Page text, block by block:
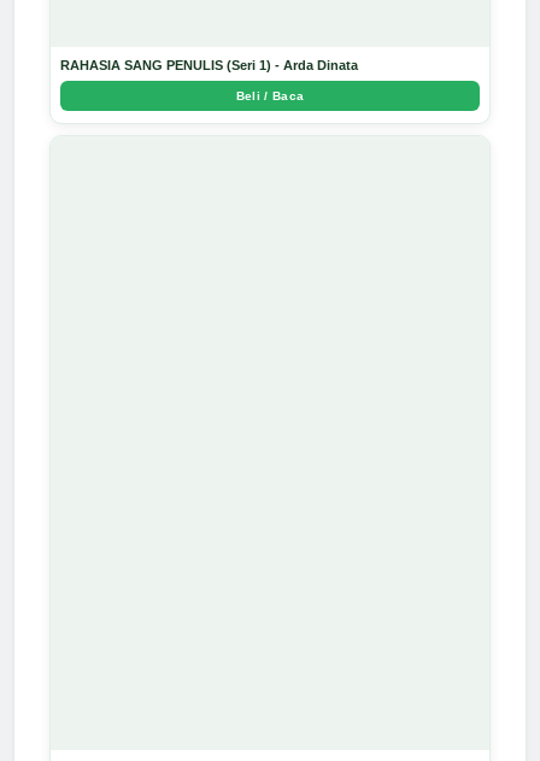
RAHASIA SANG PENULIS (Seri 1) - Arda Dinata
Beli / Baca